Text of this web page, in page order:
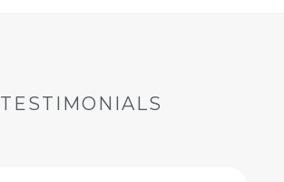
TESTIMONIALS